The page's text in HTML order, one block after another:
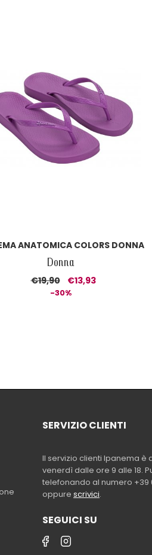
ANATOMICA COLORS DONNA
Donna
€19,90 €13,93
-30%
SERVIZIO CLIENTI
Il servizio clienti Ipanema è
venerdì dalle ore 9 alle 18.
telefonando al numero +39
oppure scrivici.
SEGUICI SU